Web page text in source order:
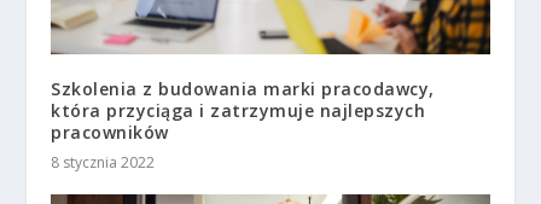
Szkolenia z budowania marki pracodawcy,
która przyciąga i zatrzymuje najlepszych
pracowników
8 stycznia 2022